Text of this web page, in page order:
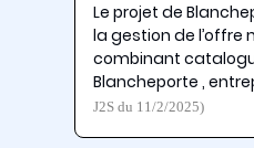
Le projet de
la gestion de l’offre
combinant
Blancheporte ,
J2S du 11/2/2025)